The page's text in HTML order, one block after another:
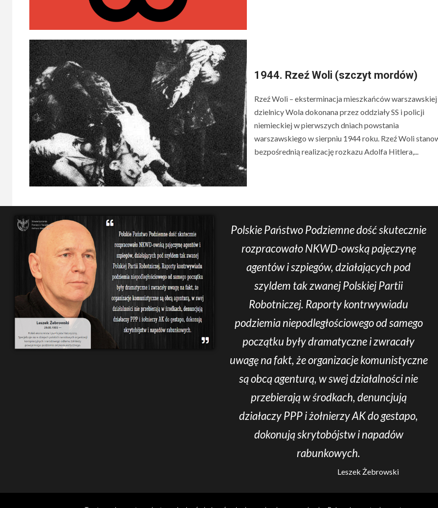
1944. Rzeź Woli (szczyt mordów)
Rzeź Woli – eksterminacja mieszkańców warszawskiej
dzielnicy Wola dokonana przez oddziały SS i policji
niemieckiej w pierwszych dniach powstania
warszawskiego w sierpniu 1944 roku. Rzeź Woli
bezpośrednią realizację rozkazu Adolfa Hitlera,...
Polskie Państwo Podziemne dość skutecznie
rozpracowało NKWD-owską pajęczynę
agentów i szpiegów, działających pod
szyldem tak zwanej Polskiej Partii
Robotniczej. Raporty kontrwywiadu
podziemia niepodległościowego od samego
początku były dramatyczne i zwracały
uwagę na fakt, że organizacje komunistyczne
są obcą agenturą, w swej działalności nie
przebierają w środkach, denuncjują
działaczy PPP i żołnierzy AK do gestapo,
dokonują skrytobójstw i napadów
rabunkowych.
Leszek Żebrowski